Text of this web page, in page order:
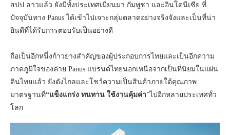
สปป.ลาวแล้ว ยังมีทั้งประเทศเมียนมา กัมพูชา และอินโดนีเซีย ที่
ปัจจุบันทาง Panus ได้เข้าไปเจาะกลุ่มตลาดอย่างจริงจังและเป็นที่น่า
ยินดีที่ได้รับการตอบรับเป็นอย่างดี
ถือเป็นอีกหนึ่งก้าวย่างสำคัญของผู้ประกอบการไทยและเป็นอีกความ
ภาคภูมิใจของค่าย Panus แบรนด์ไทยนอกเหนือจากเป็นทิ่นิยมในแผ่น
ดินไทยแล้ว ยังดังไกลและโชว์ความเป็นสินค้าภายใต้คุณภาพ
มาตรฐานที่“แข็งแกร่ง ทนทาน ใช้งานคุ้มค่า”ไปอีกหลายประเทศทั่ว
โลก